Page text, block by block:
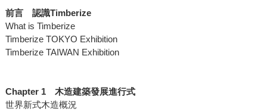
前言 認識Timberize
What is Timberize
Timberize TOKYO Exhibition
Timberize TAIWAN Exhibition
Chapter 1 木造建築發展進行式
世界新式木造概況